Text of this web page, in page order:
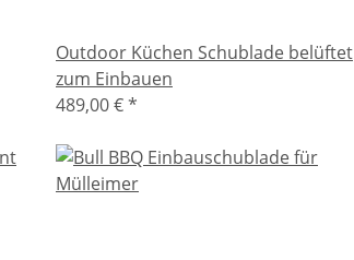
Outdoor Küchen Schublade belüftet
zum Einbauen
489,00 €*